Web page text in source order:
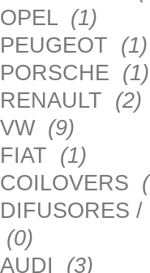
OPEL (1)
PEUGEOT (1)
PORSCHE (1)
RENAULT (2)
VW (9)
FIAT (1)
COILOVERS
DIFUSORES
(0)
AUDI (3)